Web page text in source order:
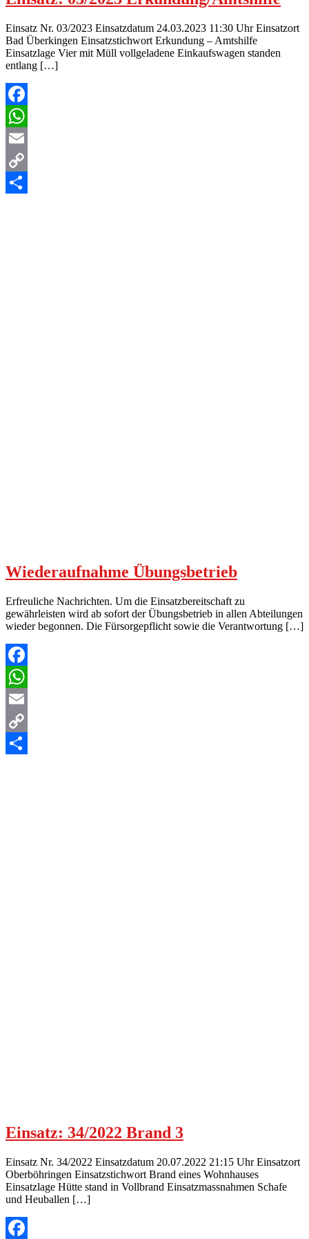
Einsatz Nr. 03/2023 Einsatzdatum 24.03.2023 11:30 Uhr Einsatzort
Bad Überkingen Einsatzstichwort Erkundung – Amtshilfe
Einsatzlage Vier mit Müll vollgeladene Einkaufswagen standen
entlang […]
Facebook
WhatsApp
Email
Copy
Wiederaufnahme Übungsbetrieb
Erfreuliche Nachrichten. Um die Einsatzbereitschaft zu
gewährleisten wird ab sofort der Übungsbetrieb in allen Abteilungen
wieder begonnen. Die Fürsorgepflicht sowie die Verantwortung […]
Facebook
WhatsApp
Email
Copy
Einsatz: 34/2022 Brand 3
Einsatz Nr. 34/2022 Einsatzdatum 20.07.2022 21:15 Uhr Einsatzort
Oberböhringen Einsatzstichwort Brand eines Wohnhauses
Einsatzlage Hütte stand in Vollbrand Einsatzmassnahmen Schafe
und Heuballen […]